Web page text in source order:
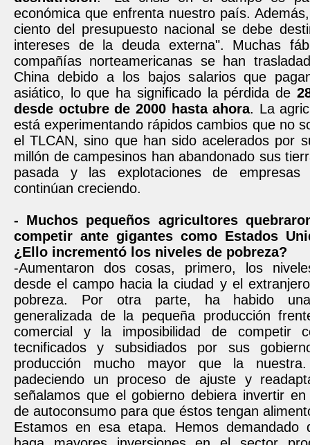
económica que enfrenta nuestro país.
ciento del presupuesto nacional se debe
intereses de la deuda externa". Muchas
compañías norteamericanas se han
China debido a los bajos salarios que
asiático, lo que ha significado la pérdida de
desde octubre de 2000 hasta ahora. La
está experimentando rápidos cambios que no
el TLCAN, sino que han sido acelerados por
millón de campesinos han abandonado sus
pasada y las explotaciones de empresas
continúan creciendo.
- Muchos pequeños agricultores
competir ante gigantes como Estados
¿Ello incrementó los niveles de pobreza?
-Aumentaron dos cosas, primero, los
desde el campo hacia la ciudad y el
pobreza. Por otra parte, ha habido
generalizada de la pequeña producción
comercial y la imposibilidad de competir
tecnificados y subsidiados por sus
producción mucho mayor que la
padeciendo un proceso de ajuste y
señalamos que el gobierno debiera invertir
de autoconsumo para que éstos tengan
Estamos en esa etapa. Hemos demandado